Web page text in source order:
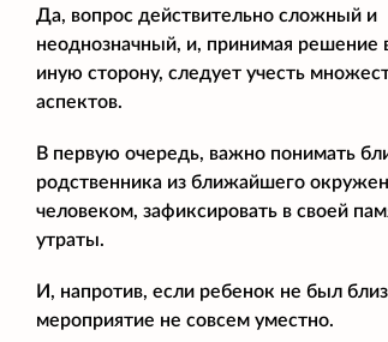
Да, вопрос действительно сложный и
неоднозначный, и, принимая решение
иную сторону, следует учесть
аспектов.
В первую очередь, важно понимать
родственника из ближайшего
человеком, зафиксировать в своей
утраты.
И, напротив, если ребенок не был
мероприятие не совсем уместно.